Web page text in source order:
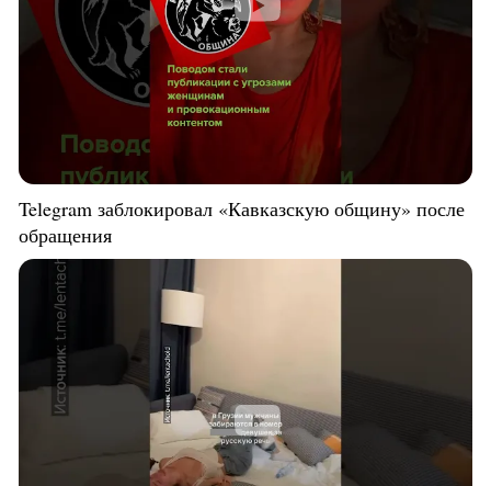
Telegram заблокировал «Кавказскую общину» после
обращения